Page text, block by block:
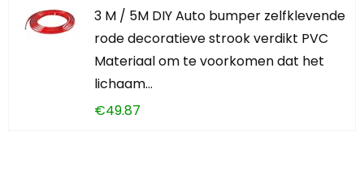
3 M / 5M DIY Auto bumper zelfklevende
rode decoratieve strook verdikt PVC
Materiaal om te voorkomen dat het
lichaam…
€49.87